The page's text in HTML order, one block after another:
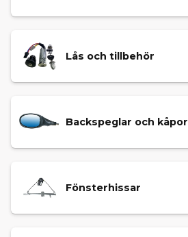
Lås och tillbehör
Backspeglar och kåpor
Fönsterhissar